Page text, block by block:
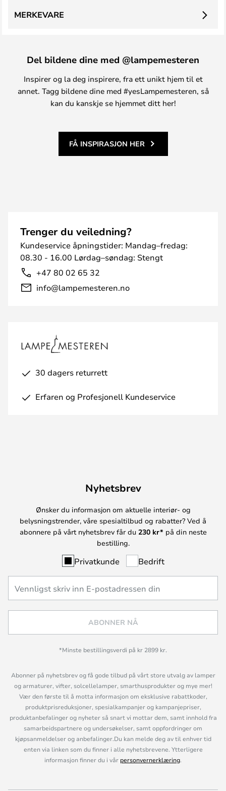
MERKEVARE
Del bildene dine med @lampemesteren
Inspirer og la deg inspirere, fra ett unikt hjem til et
annet. Tagg bildene dine med #yesLampemesteren, så
kan du kanskje se hjemmet ditt her!
FÅ INSPIRASJON HER
Trenger du veiledning?
Kundeservice åpningstider: Mandag–fredag:
08.30 - 16.00 Lørdag–søndag: Stengt
+47 80 02 65 32
info@lampemesteren.no
30 dagers returrett
Erfaren og Profesjonell Kundeservice
Nyhetsbrev
Ønsker du informasjon om aktuelle interiør- og
belysningstrender, våre spesialtilbud og rabatter? Ved å
abonnere på vårt nyhetsbrev får du 230 kr* på din neste
bestilling.
Privatkunde Bedrift
ABONNER NÅ
*Minste bestillingsverdi på kr 2899 kr.
Abonner på nyhetsbrev og få gode tilbud på vårt store utvalg av lamper
og armaturer, vifter, solcellelamper, smarthusprodukter og mye mer!
Vær den første til å motta informasjon om eksklusive rabattkoder,
produktprisreduksjoner, spesialkampanjer og kampanjepriser,
produktanbefalinger og nyheter så snart vi mottar dem, samt innhold fra
samarbeidspartnere og undersøkelser, samt oppfordringer om
kjøpsanmeldelser og anbefalinger.Du kan melde deg av til enhver tid
enten via linken som du finner i alle nyhetsbrevene. Ytterligere
informasjon finner du i vår personvernerklæring.